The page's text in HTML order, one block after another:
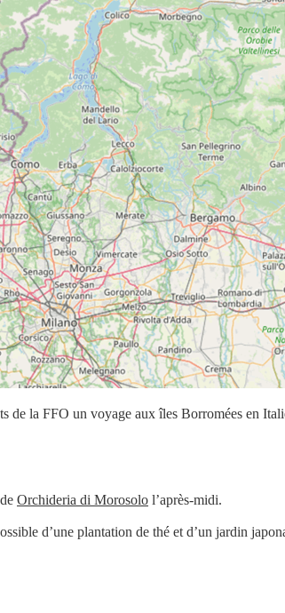
la FFO un voyage aux îles Borromées en
Orchideria di Morosolo l’après-midi.
d’une plantation de thé et d’un jardin